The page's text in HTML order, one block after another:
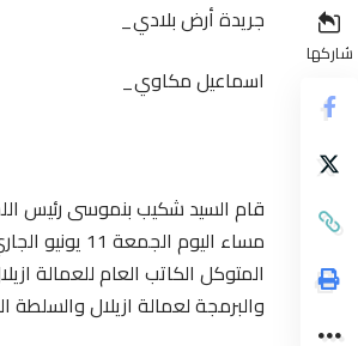
شاركها
جريدة أرض بلادي_
اسماعيل مكاوي_
قام السيد شكيب بنموسى رئيس
مساء اليوم
المتوكل الكاتب العام للعمالة
والبرمجة لعمالة ازيلال والسلطة